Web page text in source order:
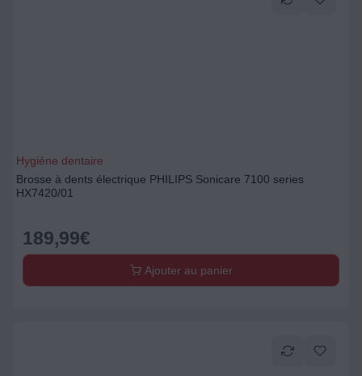
Hygiène dentaire
Brosse à dents électrique PHILIPS Sonicare 7100 series
HX7420/01
189,99€
Ajouter au panier